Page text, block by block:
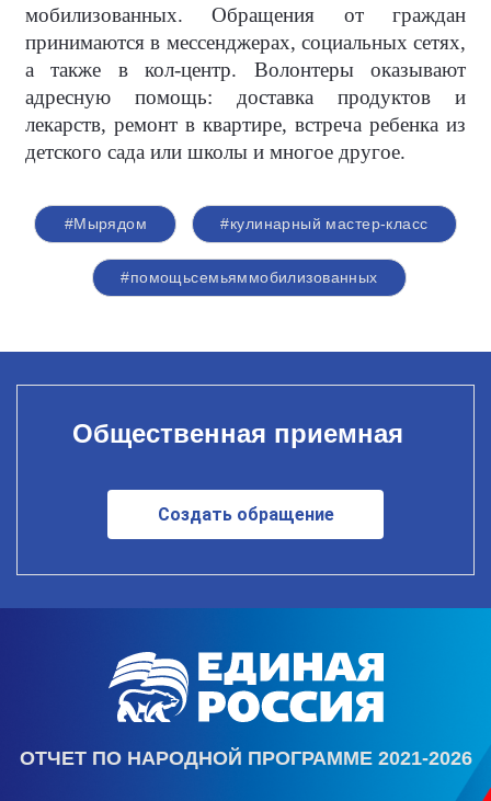
мобилизованных. Обращения от граждан
принимаются в мессенджерах, социальных сетях,
а также в кол-центр. Волонтеры оказывают
адресную помощь: доставка продуктов и
лекарств, ремонт в квартире, встреча ребенка из
детского сада или школы и многое другое.
#Мырядом #кулинарный мастер-класс
#помощьсемьяммобилизованных
Общественная приемная
Создать обращение
ОТЧЕТ ПО НАРОДНОЙ ПРОГРАММЕ 2021-2026